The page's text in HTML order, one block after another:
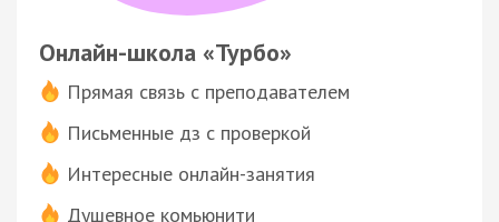
Онлайн-школа «Турбо»
Прямая связь с преподавателем
Письменные дз с проверкой
Интересные онлайн-занятия
Душевное комьюнити